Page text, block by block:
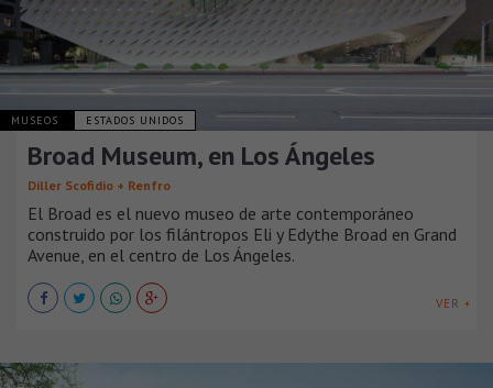
MUSEOS ESTADOS UNIDOS
Broad Museum, en Los Ángeles
Diller Scofidio + Renfro
El Broad es el nuevo museo de arte contemporáneo
construido por los filántropos Eli y Edythe Broad en Grand
Avenue, en el centro de Los Ángeles.
VER +